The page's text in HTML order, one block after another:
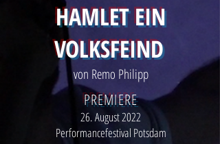
HAMLET EIN
VOLKSFEIND
von Remo Philipp
PREMIERE
26. August 2022
Performancefestival Potsdam